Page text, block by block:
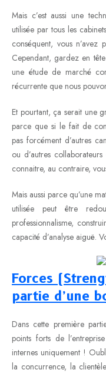
Mais c’est aussi une
utilisée par tous les
conséquent, vous n’avez
Cependant, gardez en
une étude de marché
récurrente que nous
Et pourtant, ça serait une
parce que si le fait de
pas forcément d’autres
ou d’autres
connaitre, au contraire,
Mais aussi parce qu’une
utilisée peut être
professionnalisme,
capacité d’analyse aiguë.
Forces
partie d’une
Dans cette première
points forts de
internes uniquement !
la concurrence, la